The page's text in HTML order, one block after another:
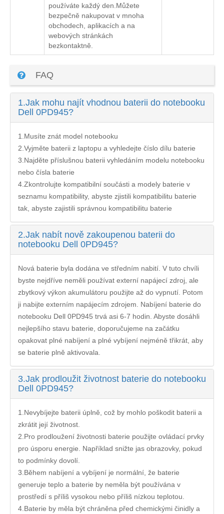
používáte každý den.Můžete
bezpečně nakupovat v mnoha
obchodech, aplikacích a na
webových stránkách
bezkontaktně.
FAQ
1.Jak mohu najít vhodnou baterii do notebooku
Dell 0PD945?
1.Musíte znát model notebooku
2.Vyjměte baterii z laptopu a vyhledejte číslo dílu baterie
3.Najděte příslušnou baterii vyhledáním modelu notebooku
nebo čísla baterie
4.Zkontrolujte kompatibilní součásti a modely baterie v
seznamu kompatibility, abyste zjistili kompatibilitu baterie
tak, abyste zajistili správnou kompatibilitu baterie
2.Jak nabít nově zakoupenou baterii do
notebooku Dell 0PD945?
Nová baterie byla dodána ve středním nabití. V tuto chvíli
byste nejdříve neměli používat externí napájecí zdroj, ale
zbytkový výkon akumulátoru použijte až do vypnutí. Potom
ji nabijte externím napájecím zdrojem. Nabíjení baterie do
notebooku Dell 0PD945 trvá asi 6-7 hodin. Abyste dosáhli
nejlepšího stavu baterie, doporučujeme na začátku
opakovat plné nabíjení a plné vybíjení nejméně třikrát, aby
se baterie plně aktivovala.
3.Jak prodloužit životnost baterie do notebooku
Dell 0PD945?
1.Nevybíjejte baterii úplně, což by mohlo poškodit baterii a
zkrátit její životnost.
2.Pro prodloužení životnosti baterie použijte ovládací prvky
pro úsporu energie. Například snižte jas obrazovky, pokud
to podmínky dovolí.
3.Během nabíjení a vybíjení je normální, že baterie
generuje teplo a baterie by neměla být používána v
prostředí s příliš vysokou nebo příliš nízkou teplotou.
4.Baterie by měla být chráněna před chemickými činidly a